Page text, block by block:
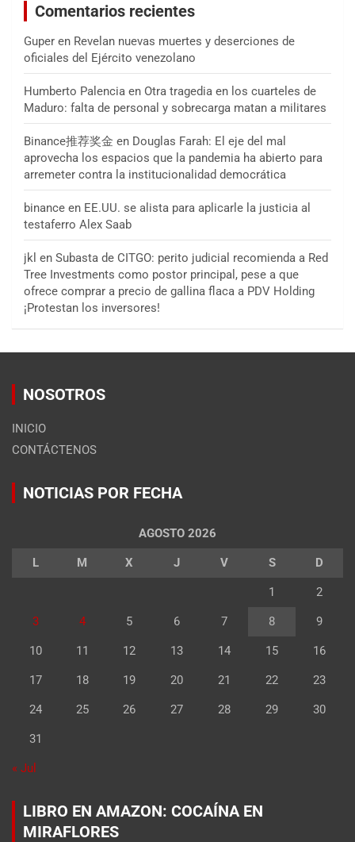
Comentarios recientes
Guper en Revelan nuevas muertes y deserciones de
oficiales del Ejército venezolano
Humberto Palencia en Otra tragedia en los cuarteles de
Maduro: falta de personal y sobrecarga matan a militares
Binance推荐奖金 en Douglas Farah: El eje del mal
aprovecha los espacios que la pandemia ha abierto para
arremeter contra la institucionalidad democrática
binance en EE.UU. se alista para aplicarle la justicia al
testaferro Alex Saab
jkl en Subasta de CITGO: perito judicial recomienda a Red
Tree Investments como postor principal, pese a que
ofrece comprar a precio de gallina flaca a PDV Holding
¡Protestan los inversores!
NOSOTROS
INICIO
CONTÁCTENOS
NOTICIAS POR FECHA
AGOSTO 2026
L M X J V S D
1 2
3 4 5 6 7 8 9
10 11 12 13 14 15 16
17 18 19 20 21 22 23
24 25 26 27 28 29 30
31
« Jul
LIBRO EN AMAZON: COCAÍNA EN
MIRAFLORES